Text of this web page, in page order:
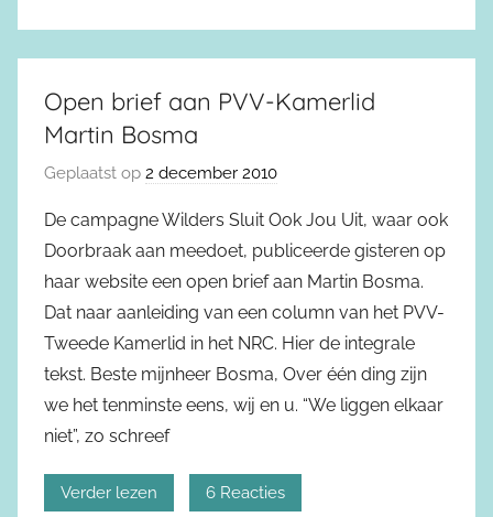
Open brief aan PVV-Kamerlid
Martin Bosma
Geplaatst op 2 december 2010
De campagne Wilders Sluit Ook Jou Uit, waar ook
Doorbraak aan meedoet, publiceerde gisteren op
haar website een open brief aan Martin Bosma.
Dat naar aanleiding van een column van het PVV-
Tweede Kamerlid in het NRC. Hier de integrale
tekst. Beste mijnheer Bosma, Over één ding zijn
we het tenminste eens, wij en u. “We liggen elkaar
niet”, zo schreef
Verder lezen 6 Reacties